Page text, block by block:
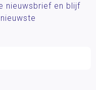
nieuwsbrief en blijf